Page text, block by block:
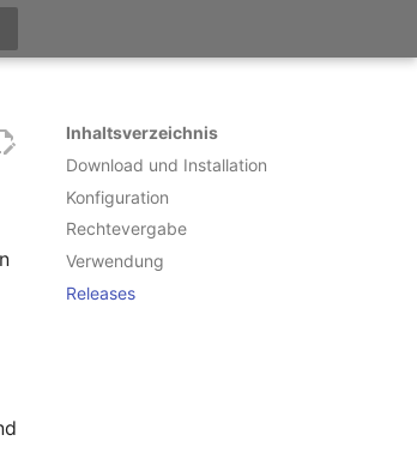
Inhaltsverzeichnis
Download und Installation
Konfiguration
Rechtevergabe
Verwendung
Releases